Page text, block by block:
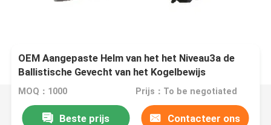
OEM Aangepaste Helm van het het Niveau3a de
Ballistische Gevecht van het Kogelbewijs
MOQ：1000 Prijs：To be negotiated
Beste prijs Contacteer ons